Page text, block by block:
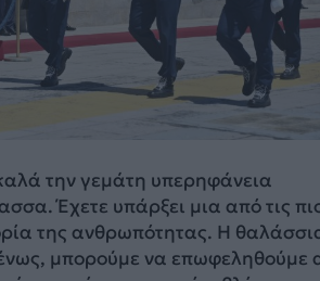
την γεμάτη υπερηφάνεια
Έχετε υπάρξει μια από τις
της ανθρωπότητας. Η
μπορούμε να επωφεληθούμε